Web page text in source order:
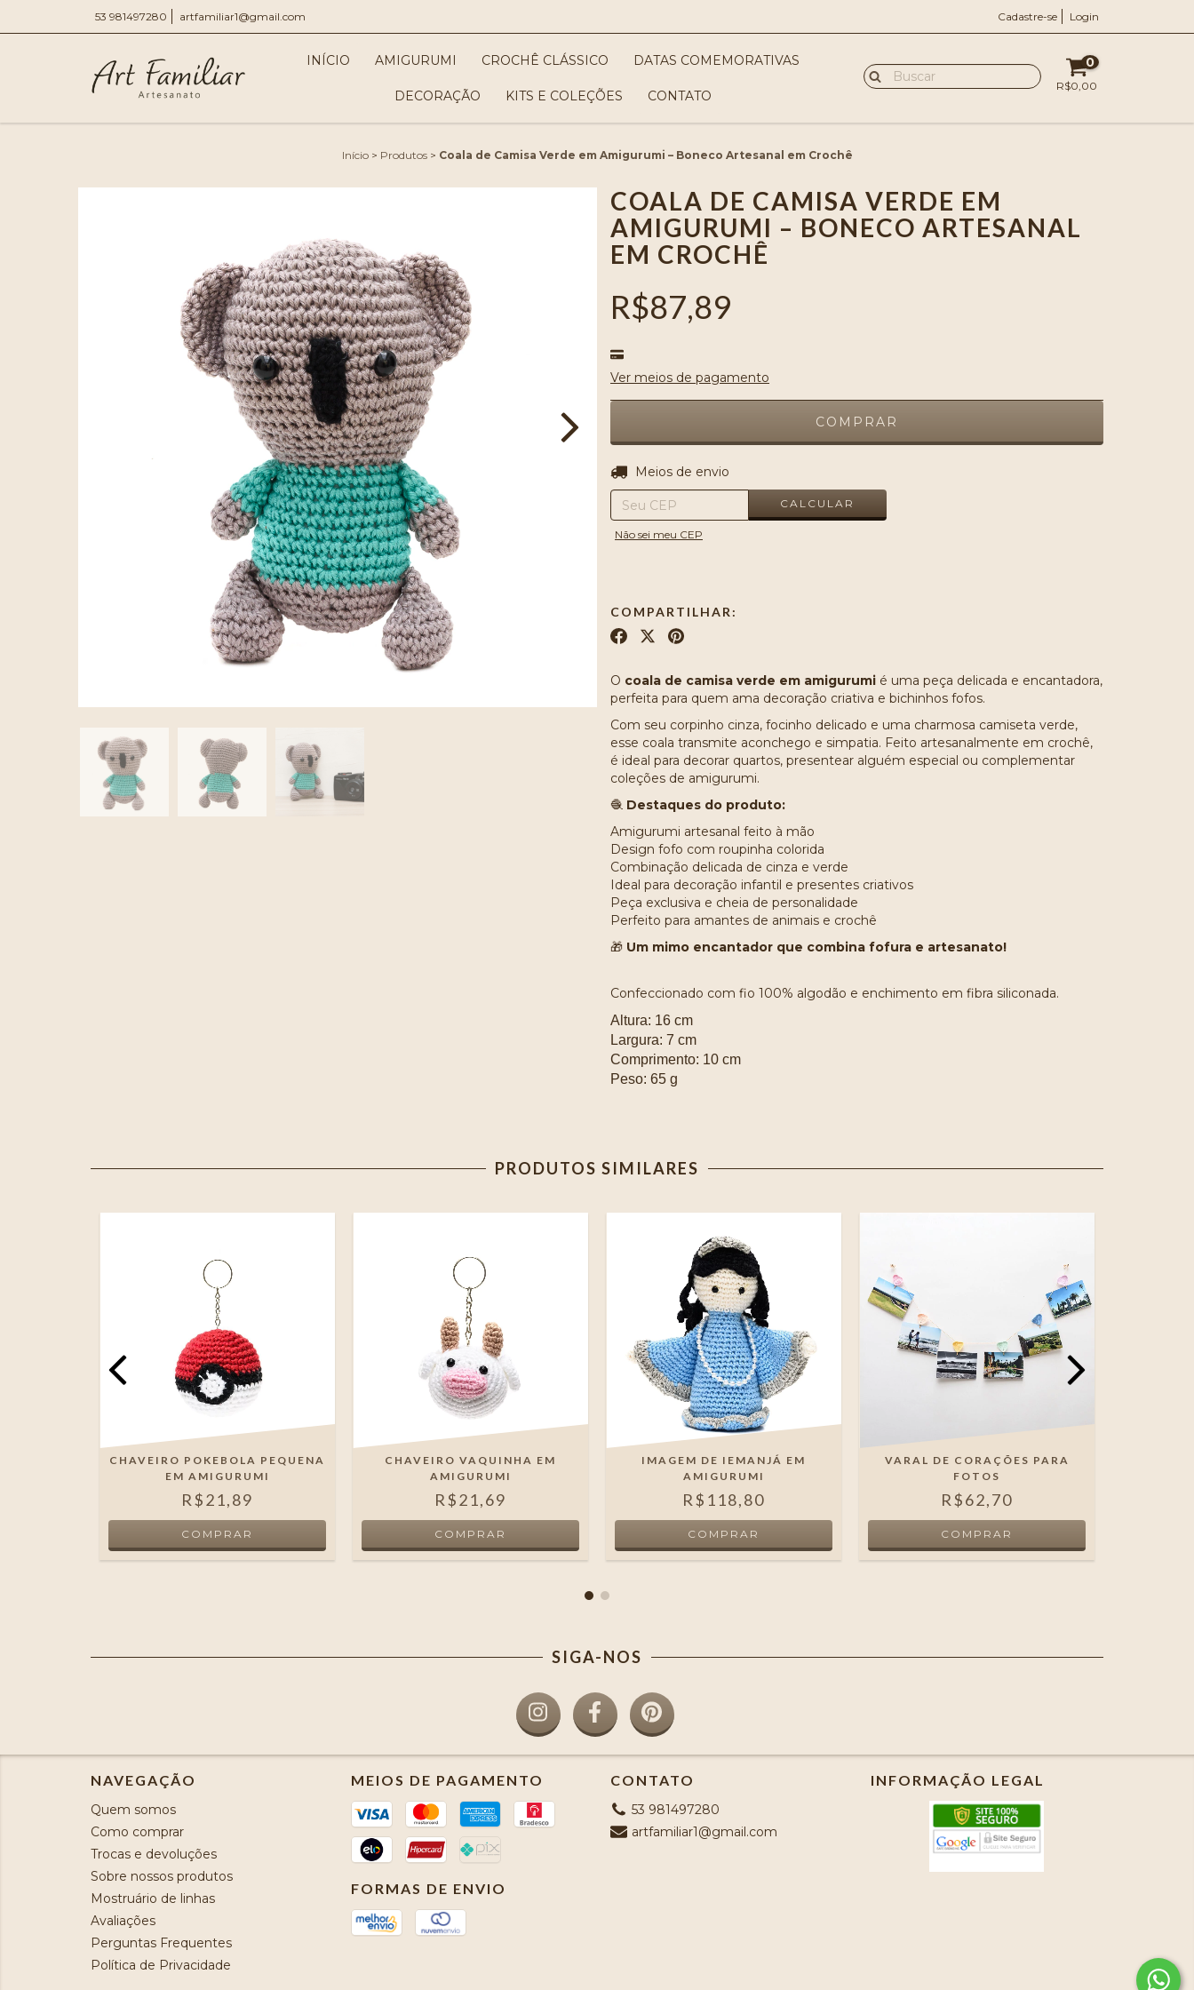
53 981497280 artfamiliar1@gmail.com Cadastre-se Login
INÍCIO AMIGURUMI CROCHÊ CLÁSSICO DATAS COMEMORATIVAS
DECORAÇÃO KITS E COLEÇÕES CONTATO
0
R$0,00
Início > Produtos > Coala de Camisa Verde em Amigurumi – Boneco Artesanal em Crochê
COALA DE CAMISA VERDE EM
AMIGURUMI – BONECO ARTESANAL
EM CROCHÊ
R$87,89
Ver meios de pagamento
Entregas para o CEP:
Meios de envio
CALCULAR
Não sei meu CEP
COMPARTILHAR:
O coala de camisa verde em amigurumi é uma peça delicada e encantadora,
perfeita para quem ama decoração criativa e bichinhos fofos.
Com seu corpinho cinza, focinho delicado e uma charmosa camiseta verde,
esse coala transmite aconchego e simpatia. Feito artesanalmente em crochê,
é ideal para decorar quartos, presentear alguém especial ou complementar
coleções de amigurumi.
🧶 Destaques do produto:
Amigurumi artesanal feito à mão
Design fofo com roupinha colorida
Combinação delicada de cinza e verde
Ideal para decoração infantil e presentes criativos
Peça exclusiva e cheia de personalidade
Perfeito para amantes de animais e crochê
🎁 Um mimo encantador que combina fofura e artesanato!
Confeccionado com fio 100% algodão e enchimento em fibra siliconada.
Altura: 16 cm
Largura: 7 cm
Comprimento: 10 cm
Peso: 65 g
PRODUTOS SIMILARES
CHAVEIRO POKEBOLA PEQUENA
EM AMIGURUMI
R$21,89
CHAVEIRO VAQUINHA EM
AMIGURUMI
R$21,69
IMAGEM DE IEMANJÁ EM
AMIGURUMI
R$118,80
VARAL DE CORAÇÕES PARA
FOTOS
R$62,70
SIGA-NOS
NAVEGAÇÃO
Quem somos
Como comprar
Trocas e devoluções
Sobre nossos produtos
Mostruário de linhas
Avaliações
Perguntas Frequentes
Política de Privacidade
MEIOS DE PAGAMENTO
FORMAS DE ENVIO
CONTATO
53 981497280
artfamiliar1@gmail.com
INFORMAÇÃO LEGAL